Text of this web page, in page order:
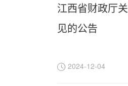
江西省财政厅
见的公告
2024-12-04